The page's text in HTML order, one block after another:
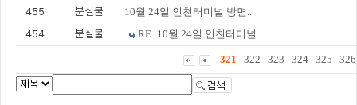
455
분실물
10월 24일 인천터미널 방면..
454
분실물 RE: 10월 24일 인천터미널 ..
321 322 323 324 325 326